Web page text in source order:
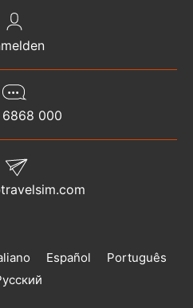
000
Español
Português